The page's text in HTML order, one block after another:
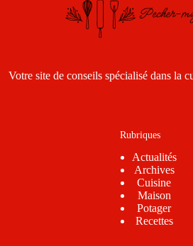
Votre site de conseils spécialisé dans la
Rubriques
Actualités
Archives
Cuisine
Maison
Potager
Recettes